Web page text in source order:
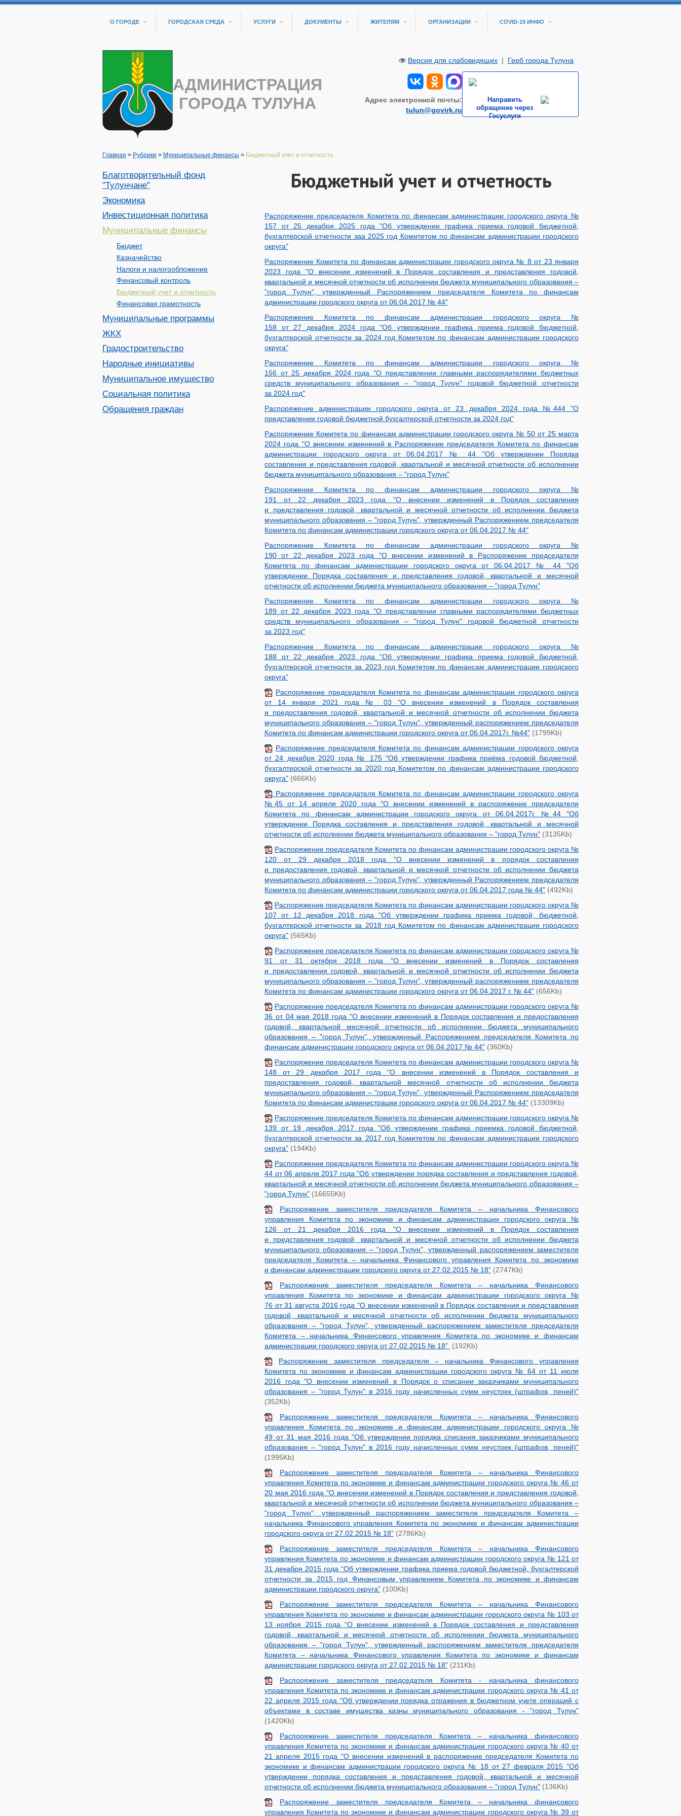
О ГОРОДЕ ГОРОДСКАЯ СРЕДА УСЛУГИ ДОКУМЕНТЫ ЖИТЕЛЯМ ОРГАНИЗАЦИИ COVID-19 ИНФО
АДМИНИСТРАЦИЯ
ГОРОДА ТУЛУНА
Адрес электронной почты:
tulun@govirk.ru
Направить
обращение через
Госуслуги
Версия для слабовидящих | Герб города Тулуна
Главная > Рубрики > Муниципальные финансы > Бюджетный учет и отчетность
Благотворительный фонд
"Тулунчане"
Экономика
Инвестиционная политика
Муниципальные финансы
Бюджет
Казначейство
Налоги и налогообложение
Финансовый контроль
Бюджетный учет и отчетность
Финансовая грамотность
Муниципальные программы
ЖКХ
Градостроительство
Народные инициативы
Муниципальное имущество
Социальная политика
Обращения граждан
Бюджетный учет и отчетность
Распоряжение председателя Комитета по финансам администрации городского округа №
157 от 25 декабря 2025 года "Об утверждении графика приема годовой бюджетной,
бухгалтерской отчетности заа 2025 год Комитетом по финансам администрации городского
округа"
Распоряжение Комитета по финансам администрации городского округа № 8 от 23 января
2023 года "О внесении изменений в Порядок составления и представления годовой,
квартальной и месячной отчетности об исполнении бюджета муниципального образования –
"город Тулун", утвержденный Распоряжением председателя Комитета по финансам
администрации городского округа от 06.04.2017 № 44"
Распоряжение Комитета по финансам администрации городского округа №
158 от 27 декабря 2024 года "Об утверждении графика приема годовой бюджетной,
бухгалтерской отчетности за 2024 год Комитетом по финансам администрации городского
округа"
Распоряжение Комитета по финансам администрации городского округа №
156 от 25 декабря 2024 года "О представлении главными распорядителями бюджетных
средств муниципального образования – "город Тулун" годовой бюджетной отчетности
за 2024 год"
Распоряжение администрации городского округа от 23 декабря 2024 года №444 "О
представлении годовой бюджетной бухгалтерской отчетности за 2024 год"
Распоряжение Комитета по финансам администрации городского округа № 50 от 25 марта
2024 года "О внесении изменений в Распоряжение председателя Комитета по финансам
администрации городского округа от 06.04.2017 № 44 "Об утверждении Порядка
составления и представления годовой, квартальной и месячной отчетности об исполнении
бюджета муниципального образования – "город Тулун"
Распоряжение Комитета по финансам администрации городского округа №
191 от 22 декабря 2023 года "О внесении изменений в Порядок составления
и представления годовой, квартальной и месячной отчетности об исполнении бюджета
муниципального образования – "город Тулун", утвержденный Распоряжением председателя
Комитета по финансам администрации городского округа от 06.04.2017 № 44"
Распоряжение Комитета по финансам администрации городского округа №
190 от 22 декабря 2023 года "О внесении изменений в Распоряжение председателя
Комитета по финансам администрации городского округа от 06.04.2017 № 44 "Об
утверждении Порядка составления и представления годовой, квартальной и месячной
отчетности об исполнении бюджета муниципального образования – "город Тулун"
Распоряжение Комитета по финансам администрации городского округа №
189 от 22 декабря 2023 года "О представлении главными распорядителями бюджетных
средств муниципального образования – "город Тулун" годовой бюджетной отчетности
за 2023 год"
Распоряжение Комитета по финансам администрации городского округа №
188 от 22 декабря 2023 года "Об утверждении графика приема годовой бюджетной,
бухгалтерской отчетности за 2023 год Комитетом по финансам администрации городского
округа"
Распоряжение председателя Комитета по финансам администрации городского округа
от 14 января 2021 года № 03 "О внесении изменений в Порядок составления
и предоставления годовой, квартальной и месячной отчетности об исполнении бюджета
муниципального образования – "город Тулун", утвержденный распоряжением председателя
Комитета по финансам администрации городского округа от 06.04.2017г. №44"(1799Kb)
Распоряжение председателя Комитета по финансам администрации городского округа
от 24 декабря 2020 года № 175 "Об утверждении графика приёма годовой бюджетной,
бухгалтерской отчетности за 2020 год Комитетом по финансам администрации городского
округа"(666Kb)
Распоряжение председателя Комитета по финансам администрации городского округа
№45 от 14 апреля 2020 года "О внесении изменений в распоряжение председателя
Комитета по финансам администрации городского округа от 06.04.2017г. №44 "Об
утверждении Порядка составления и представления годовой, квартальной и месячной
отчетности об исполнении бюджета муниципального образования – "город Тулун"(3135Kb)
Распоряжение председателя Комитета по финансам администрации городского округа №
120 от 29 декабря 2018 года "О внесении изменений в порядок составления
и предоставления годовой, квартальной и месячной отчетности об исполнении бюджета
муниципального образования – "город Тулун", утвержденный Распоряжением председателя
Комитета по финансам администрации городского округа от 06.04.2017 года № 44"(492Kb)
Распоряжение председателя Комитета по финансам администрации городского округа №
107 от 12 декабря 2018 года "Об утверждении графика приема годовой, бюджетной,
бухгалтерской отчетности за 2018 год Комитетом по финансам администрации городского
округа"(565Kb)
Распоряжение председателя Комитета по финансам администрации городского округа №
91 от 31 октября 2018 года "О внесении изменений в Порядок составления
и предоставления годовой, квартальной и месячной отчетности об исполнении бюджета
муниципального образования – "город Тулун", утвержденный распоряжением председателя
Комитета по финансам администрации городского округа от 06.04.2017 г. № 44"(656Kb)
Распоряжение председателя Комитета по финансам администрации городского округа №
36 от 04 мая 2018 года "О внесении изменений в Порядок составления и предоставления
годовой, квартальной месячной отчетности об исполнении бюджета муниципального
образования – "город Тулун", утвержденный Распоряжением председателя Комитета по
финансам администрации городского округа от 06.04.2017 № 44"(360Kb)
Распоряжение председателя Комитета по финансам администрации городского округа №
148 от 29 декабря 2017 года "О внесении изменений в Порядок составления и
предоставления годовой, квартальной месячной отчетности об исполнении бюджета
муниципального образования – "город Тулун", утвержденный Распоряжением председателя
Комитета по финансам администрации городского округа от 06.04.2017 № 44"(13309Kb)
Распоряжение председателя Комитета по финансам администрации городского округа №
139 от 19 декабря 2017 года "Об утверждении графика приемка годовой бюджетной,
бухгалтерской отчетности за 2017 год Комитетом по финансам администрации городского
округа"(194Kb)
Распоряжение председателя Комитета по финансам администрации городского округа №
44 от 06 апреля 2017 года "Об утверждении порядка составления и представления годовой,
квартальной и месячной отчетности об исполнении бюджета муниципального образования –
"город Тулун"(16655Kb)
Распоряжение заместителя председателя Комитета – начальника Финансового
управления Комитета по экономике и финансам администрации городского округа №
126 от 21 декабря 2016 года "О внесении изменений в Порядок составления
и представления годовой, квартальной и месячной отчетности об исполнении бюджета
муниципального образования – "город Тулун", утвержденный распоряжением заместителя
председателя Комитета – начальника Финансового управления Комитета по экономике
и финансам администрации городского округа от 27.02.2015 № 18”(2747Kb)
Распоряжение заместителя председателя Комитета – начальника Финансового
управления Комитета по экономике и финансам администрации городского округа №
76 от 31 августа 2016 года "О внесении изменений в Порядок составления и представления
годовой, квартальной и месячной отчетности об исполнении бюджета муниципального
образования – "город Тулун", утвержденный распоряжением заместителя председателя
Комитета – начальника Финансового управления Комитета по экономике и финансам
администрации городского округа от 27.02.2015 № 18” (192Kb)
Распоряжение заместителя председателя – начальника Финансового управления
Комитета по экономике и финансам администрации городского округа № 64 от 11 июля
2016 года "О внесении изменений в Порядок о списании заказчиками муниципального
образования – "город Тулун" в 2016 году начисленных сумм неустоек (штрафов, пеней)"
(352Kb)
Распоряжение заместителя председателя Комитета – начальника Финансового
управления Комитета по экономике и финансам администрации городского округа №
49 от 31 мая 2016 года "Об утверждении порядка списания заказчиками муниципального
образования – "город Тулун" в 2016 году начисленных сумм неустоек (штрафов, пеней)"
(1995Kb)
Распоряжение заместителя председателя Комитета – начальника Финансового
управления Комитета по экономике и финансам администрации городского округа № 46 от
20 мая 2016 года "О внесении изменений в Порядок составления и представления годовой,
квартальной и месячной отчетности об исполнении бюджета муниципального образования –
"город Тулун", утвержденный распоряжением заместителя председателя Комитета –
начальника Финансового управления Комитета по экономике и финансам администрации
городского округа от 27.02.2015 № 18”(2786Kb)
Распоряжение заместителя председателя Комитета – начальника Финансового
управления Комитета по экономике и финансам администрации городского округа № 121 от
31 декабря 2015 года “Об утверждении графика приема годовой бюджетной, бухгалтерской
отчетности за 2015 год Финансовым управлением Комитета по экономике и финансам
администрации городского округа”(100Kb)
Распоряжение заместителя председателя Комитета – начальника Финансового
управления Комитета по экономике и финансам администрации городского округа № 103 от
13 ноября 2015 года “О внесении изменений в Порядок составления и представления
годовой, квартальной и месячной отчетности об исполнении бюджета муниципального
образования – "город Тулун", утвержденный распоряжением заместителя председателя
Комитета – начальника Финансового управления Комитета по экономике и финансам
администрации городского округа от 27.02.2015 № 18”(211Kb)
Распоряжение заместителя председателя Комитета - начальника финансового
управления Комитета по экономике и финансам администрации городского округа № 41 от
22 апреля 2015 года "Об утверждении порядка отражения в бюджетном учете операций с
объектами в составе имущества казны муниципального образования - "город Тулун"
(1420Kb)
Распоряжение заместителя председателя Комитета – начальника финансового
управления Комитета по экономике и финансам администрации городского округа № 40 от
21 апреля 2015 года "О внесении изменений в распоряжение председателя Комитета по
экономике и финансам администрации городского округа № 18 от 27 февраля 2015 "Об
утверждении порядка составления и представления годовой, квартальной и месячной
отчетности об исполнении бюджета муниципального образования – "город Тулун"(136Kb)
Распоряжение заместителя председателя Комитета – начальника финансового
управления Комитета по экономике и финансам администрации городского округа № 39 от